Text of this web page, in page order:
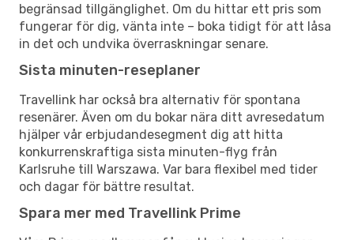
begränsad tillgänglighet. Om du hittar ett pris som
fungerar för dig, vänta inte – boka tidigt för att låsa
in det och undvika överraskningar senare.
Sista minuten-reseplaner
Travellink har också bra alternativ för spontana
resenärer. Även om du bokar nära ditt avresedatum
hjälper vår erbjudandesegment dig att hitta
konkurrenskraftiga sista minuten-flyg från
Karlsruhe till Warszawa. Var bara flexibel med tider
och dagar för bättre resultat.
Spara mer med Travellink Prime